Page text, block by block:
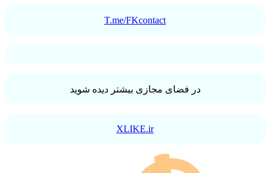
T.me/FKcontact
در فضای مجازی بیشتر دیده شوید
XLIKE.ir